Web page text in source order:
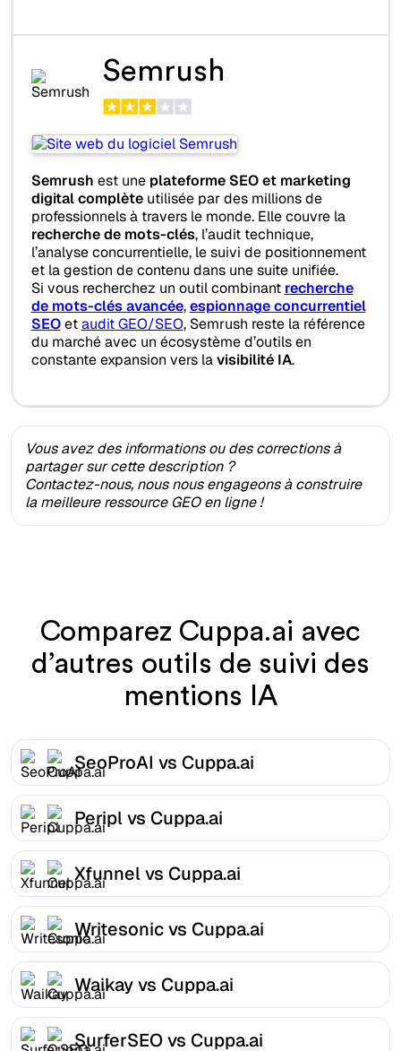
Semrush
Semrush est une plateforme SEO et marketing
digital complèteutilisée par des millions de
professionnels à travers le monde. Elle couvre la
recherche de mots-clés, l’audit technique,
l’analyse concurrentielle, le suivi de positionnement
et la gestion de contenu dans une suite unifiée.
Si vous recherchez un outil combinant recherche
de mots-clés avancée,espionnage concurrentiel
SEOetaudit GEO/SEO, Semrush reste la référence
du marché avec un écosystème d’outils en
constante expansion vers lavisibilité IA.
Vous avez des informations ou des corrections à
partager sur cette description ?
Contactez-nous, nous nous engageons à construire
la meilleure ressource GEO en ligne !
Comparez Cuppa.ai avec
d’autres outils de suivi des
mentions IA
SeoProAI vs Cuppa.ai
Peripl vs Cuppa.ai
Xfunnel vs Cuppa.ai
Writesonic vs Cuppa.ai
Waikay vs Cuppa.ai
SurferSEO vs Cuppa.ai